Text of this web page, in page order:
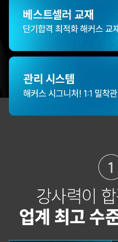
더 빨리 합격하지
않았을까 생각하고,
감정평가사 시작은
추천합니다.
합격생 양*성님